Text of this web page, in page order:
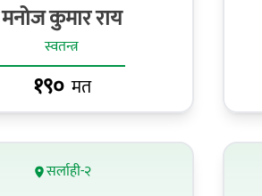
मनोज कुमार राय
स्वतन्त्र
१९० मत
सर्लाही-२